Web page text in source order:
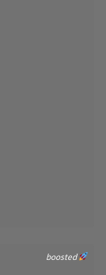
boosted